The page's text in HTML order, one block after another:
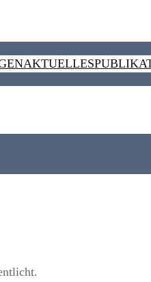
AKTUELLES